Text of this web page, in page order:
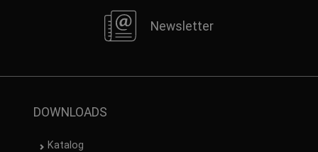
Newsletter
DOWNLOADS
Katalog